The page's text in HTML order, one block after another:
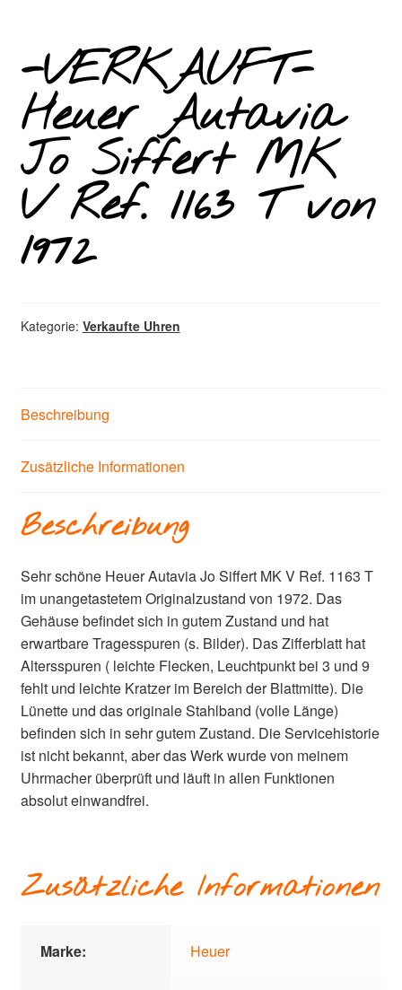
-VERKAUFT-
Heuer Autavia
Jo Siffert MK
V Ref. 1163 T von
1972
Kategorie: Verkaufte Uhren
Beschreibung
Zusätzliche Informationen
Beschreibung
Sehr schöne Heuer Autavia Jo Siffert MK V Ref. 1163 T
im unangetastetem Originalzustand von 1972. Das
Gehäuse befindet sich in gutem Zustand und hat
erwartbare Tragesspuren (s. Bilder). Das Zifferblatt hat
Altersspuren ( leichte Flecken, Leuchtpunkt bei 3 und 9
fehlt und leichte Kratzer im Bereich der Blattmitte). Die
Lünette und das originale Stahlband (volle Länge)
befinden sich in sehr gutem Zustand. Die Servicehistorie
ist nicht bekannt, aber das Werk wurde von meinem
Uhrmacher überprüft und läuft in allen Funktionen
absolut einwandfrei.
Zusätzliche Informationen
Marke: Heuer